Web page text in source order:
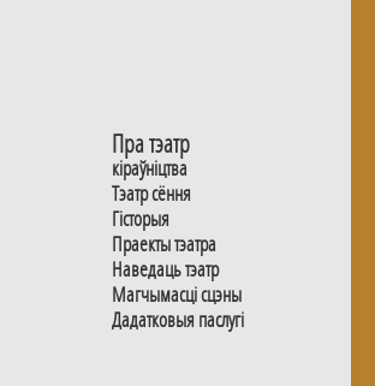
Пра тэатр
кіраўніцтва
Тэатр сёння
Гiсторыя
Праекты тэатра
Наведаць тэатр
Магчымасцi сцэны
Дадаткoвыя паслугi